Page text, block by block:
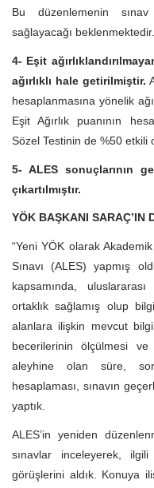
Bu düzenlemenin
sağlayacağı beklenmektedir.
4- Eşit
ağırlıklı hale getirilmiştir.
hesaplanmasına yönelik
Eşit Ağırlık puanının
Sözel Testinin de %50 etkili
5- ALES sonuçlarının
çıkartılmıştır.
YÖK BAŞKANI SARAÇ’IN
“Yeni YÖK olarak
Sınavı (ALES) yapmış
kapsamında,
ortaklık sağlamış olup
alanlara ilişkin mevcut
becerilerinin ölçülmesi ve
aleyhine olan süre,
hesaplaması, sınavın
yaptık.
ALES’in yeniden
sınavlar inceleyerek,
görüşlerini aldık. Konuya